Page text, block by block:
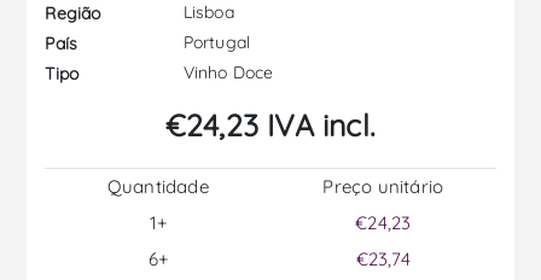
Região
Lisboa
País
Portugal
Tipo
Vinho Doce
€24,23 IVA incl.
Quantidade
1+
6+
Preço unitário
€24,23
€23,74